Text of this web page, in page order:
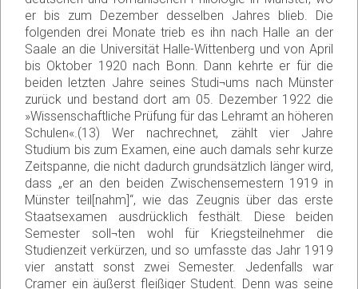
er bis zum Dezember desselben Jahres blieb. Die
folgenden drei Monate trieb es ihn nach Halle an der
Saale an die Universität Halle-Wittenberg und von April
bis Oktober 1920 nach Bonn. Dann kehrte er für die
beiden letzten Jahre seines Studi¬ums nach Münster
zurück und bestand dort am 05. Dezember 1922 die
»Wissenschaftliche Prüfung für das Lehramt an höheren
Schulen«.(13) Wer nachrechnet, zählt vier Jahre
Studium bis zum Examen, eine auch damals sehr kurze
Zeitspanne, die nicht dadurch grundsätzlich länger wird,
dass „er an den beiden Zwischensemestern 1919 in
Münster teil[nahm]“, wie das Zeugnis über das erste
Staatsexamen ausdrücklich festhält. Diese beiden
Semester soll¬ten wohl für Kriegsteilnehmer die
Studienzeit verkürzen, und so umfasste das Jahr 1919
vier anstatt sonst zwei Semester. Jedenfalls war
Cramer ein äußerst fleißiger Student. Denn was seine